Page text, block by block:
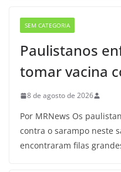
SEM CATEGORIA
Paulistanos
tomar vacina
8 de agosto de 2026
Por MRNews Os
contra o sarampo neste
encontraram filas